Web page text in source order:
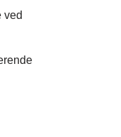
ved